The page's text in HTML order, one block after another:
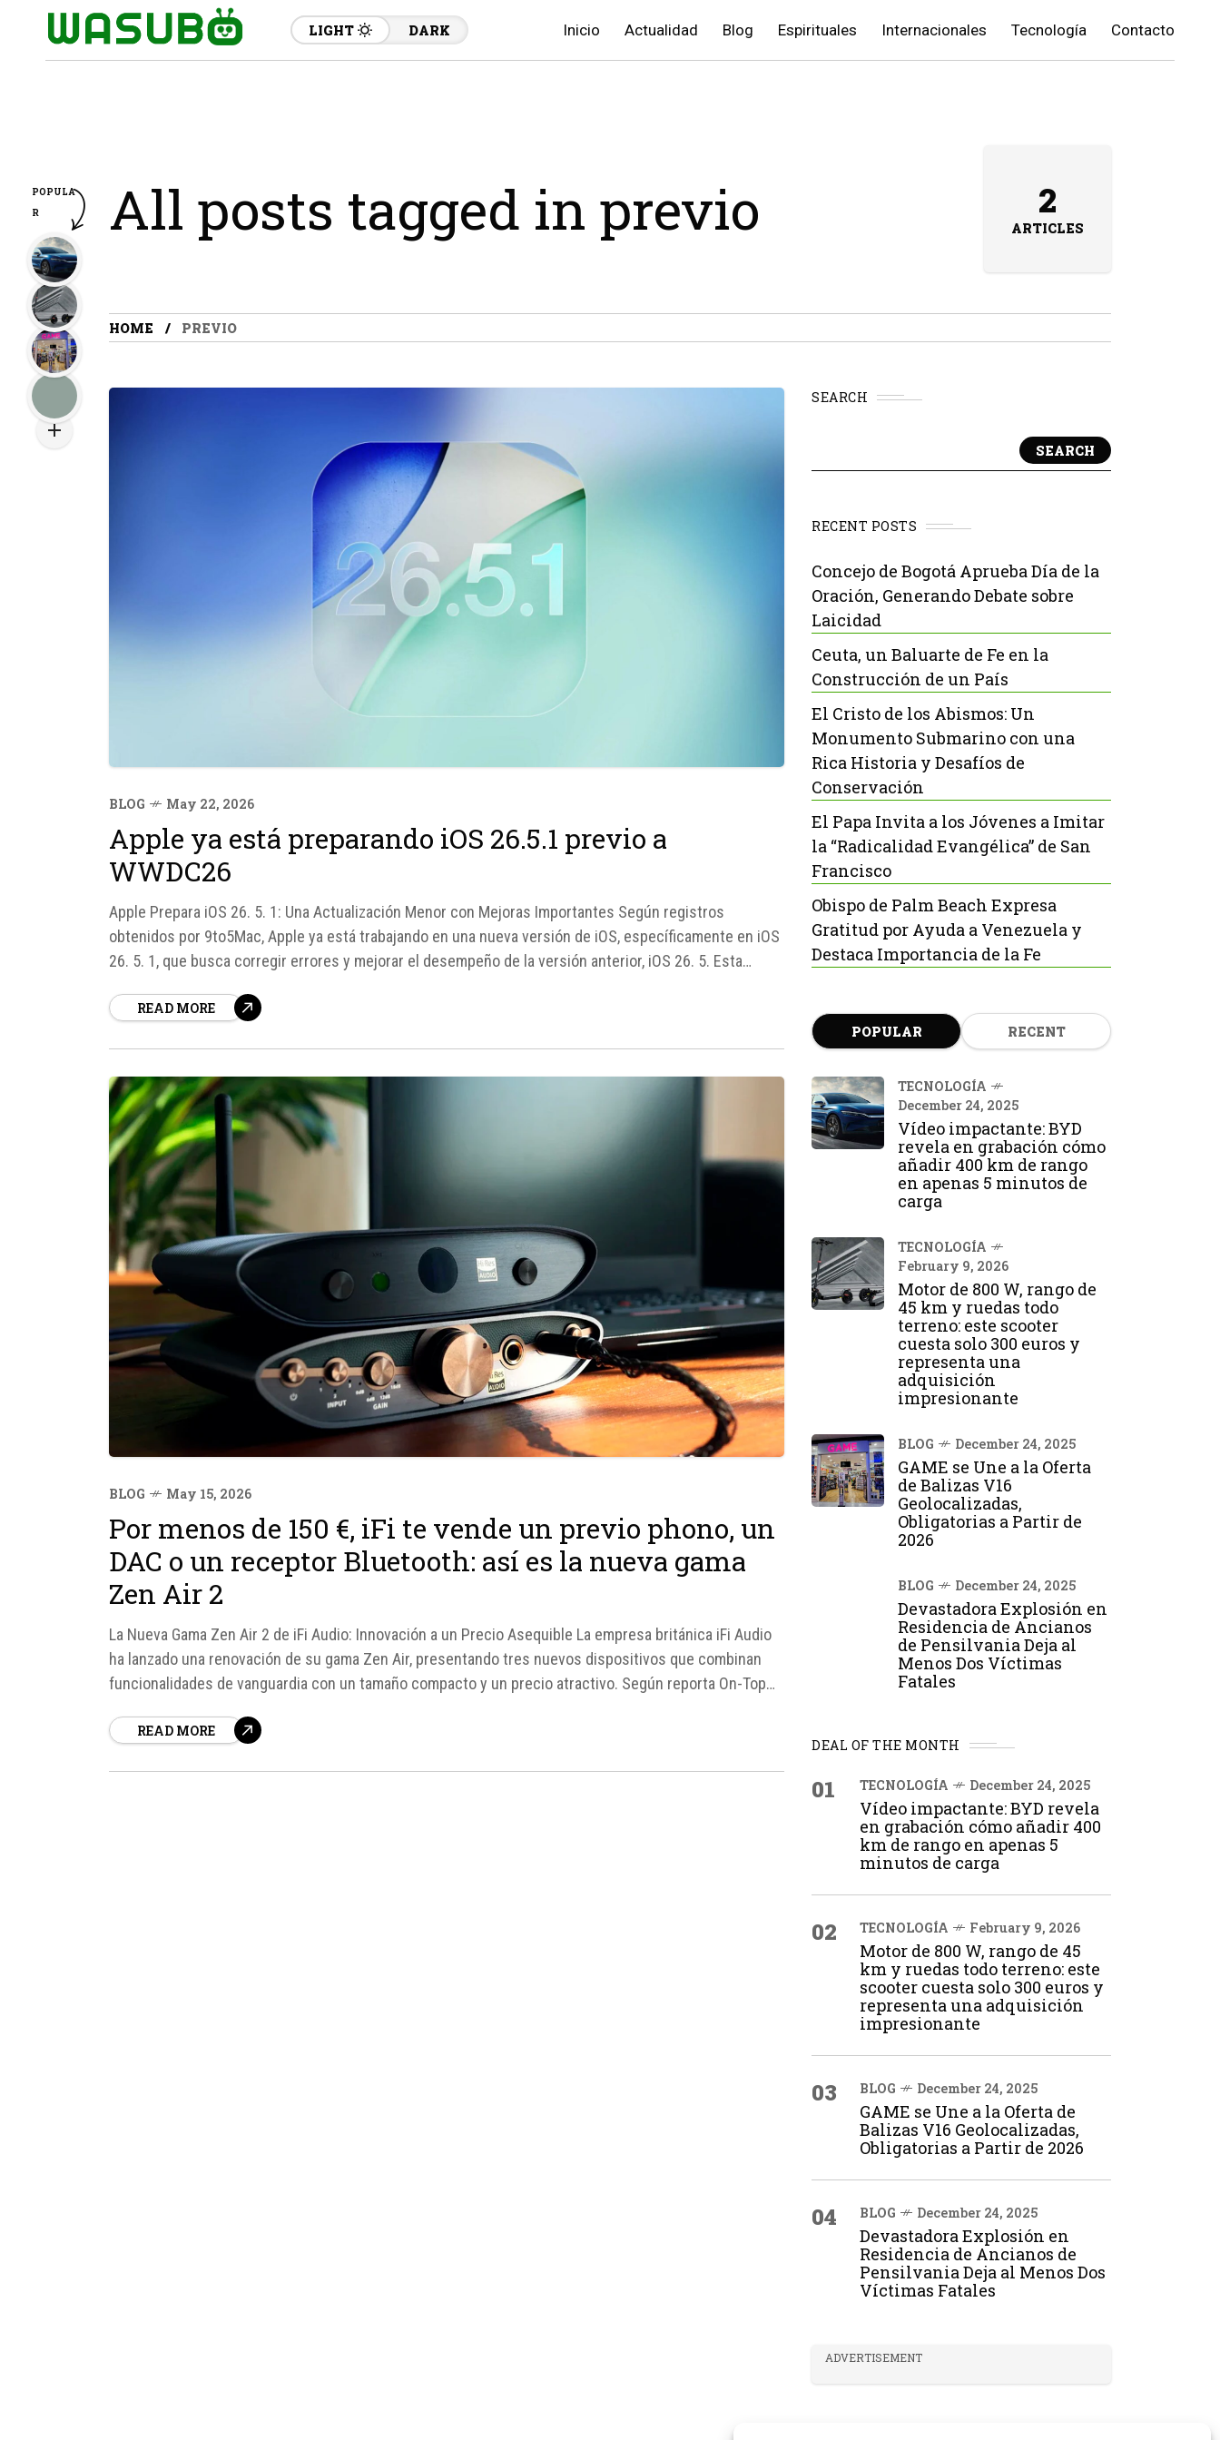
LIGHT DARK Inicio Actualidad Blog Espirituales Internacionales Tecnología Contacto
All posts tagged in previo 2
ARTICLES
HOME PREVIO
BLOG May 22, 2026
Apple ya está preparando iOS 26.5.1 previo a
WWDC26
Apple Prepara iOS 26. 5. 1: Una Actualización Menor con Mejoras Importantes Según registros
obtenidos por 9to5Mac, Apple ya está trabajando en una nueva versión de iOS, específicamente en iOS
26. 5. 1, que busca corregir errores y mejorar el desempeño de la versión anterior, iOS 26. 5. Esta
READ MORE
BLOG May 15, 2026
Por menos de 150 €, iFi te vende un previo phono, un
DAC o un receptor Bluetooth: así es la nueva gama
Zen Air 2
La Nueva Gama Zen Air 2 de iFi Audio: Innovación a un Precio Asequible La empresa británica iFi Audio
ha lanzado una renovación de su gama Zen Air, presentando tres nuevos dispositivos que combinan
funcionalidades de vanguardia con un tamaño compacto y un precio atractivo. Según reporta On-Top
READ MORE
SEARCH
SEARCH
RECENT POSTS
Concejo de Bogotá Aprueba Día de la
Oración, Generando Debate sobre
Laicidad
Ceuta, un Baluarte de Fe en la
Construcción de un País
El Cristo de los Abismos: Un
Monumento Submarino con una
Rica Historia y Desafíos de
Conservación
El Papa Invita a los Jóvenes a Imitar
la “Radicalidad Evangélica” de San
Francisco
Obispo de Palm Beach Expresa
Gratitud por Ayuda a Venezuela y
Destaca Importancia de la Fe
POPULAR RECENT
TECNOLOGÍA
December 24, 2025
Vídeo impactante: BYD
revela en grabación cómo
añadir 400 km de rango
en apenas 5 minutos de
carga
TECNOLOGÍA
February 9, 2026
Motor de 800 W, rango de
45 km y ruedas todo
terreno: este scooter
cuesta solo 300 euros y
representa una
adquisición
impresionante
BLOG December 24, 2025
GAME se Une a la Oferta
de Balizas V16
Geolocalizadas,
Obligatorias a Partir de
2026
BLOG December 24, 2025
Devastadora Explosión en
Residencia de Ancianos
de Pensilvania Deja al
Menos Dos Víctimas
Fatales
DEAL OF THE MONTH
01 TECNOLOGÍA December 24, 2025
Vídeo impactante: BYD revela
en grabación cómo añadir 400
km de rango en apenas 5
minutos de carga
02 TECNOLOGÍA February 9, 2026
Motor de 800 W, rango de 45
km y ruedas todo terreno: este
scooter cuesta solo 300 euros y
representa una adquisición
impresionante
03 BLOG December 24, 2025
GAME se Une a la Oferta de
Balizas V16 Geolocalizadas,
Obligatorias a Partir de 2026
04 BLOG December 24, 2025
Devastadora Explosión en
Residencia de Ancianos de
Pensilvania Deja al Menos Dos
Víctimas Fatales
ADVERTISEMENT
POPULA
R